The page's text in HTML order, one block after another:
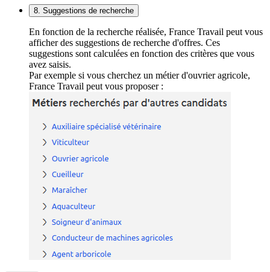
8. Suggestions de recherche
En fonction de la recherche réalisée, France Travail peut vous
afficher des suggestions de recherche d'offres. Ces
suggestions sont calculées en fonction des critères que vous
avez saisis.
Par exemple si vous cherchez un métier d'ouvrier agricole,
France Travail peut vous proposer :